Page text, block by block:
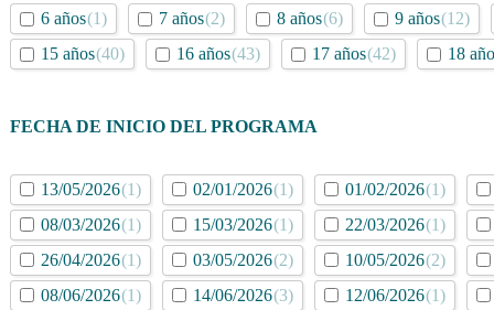
6 años(1) 7 años(2) 8 años(6) 9 años(12)
15 años(40) 16 años(43) 17 años(42) 18
FECHA DE INICIO DEL PROGRAMA
13/05/2026(1) 02/01/2026(1) 01/02/2026(1)
08/03/2026(1) 15/03/2026(1) 22/03/2026(1)
26/04/2026(1) 03/05/2026(2) 10/05/2026(2)
08/06/2026(1) 14/06/2026(3) 12/06/2026(1)